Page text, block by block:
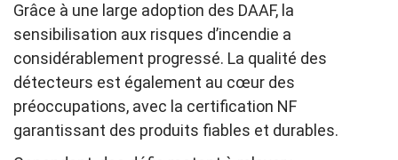
Grâce à une large adoption des DAAF, la
sensibilisation aux risques d’incendie a
considérablement progressé. La qualité des
détecteurs est également au cœur des
préoccupations, avec la certification NF
garantissant des produits fiables et durables.